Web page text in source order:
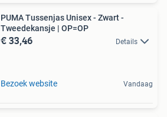
PUMA Tussenjas Unisex - Zwart -
Tweedekansje | OP=OP
€ 33,46 Details
Bezoek website Vandaag